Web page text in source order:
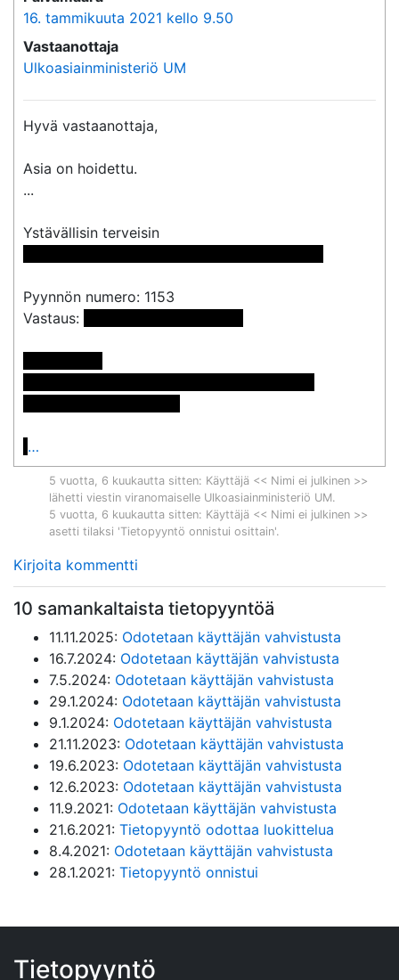
16. tammikuuta 2021 kello 9.50
Vastaanottaja
Ulkoasiainministeriö UM
Hyvä vastaanottaja,
Asia on hoidettu.
...
Pyynnön numero: 1153
Vastaus:
…
5 vuotta, 6 kuukautta sitten: Käyttäjä << Nimi ei julkinen >>
lähetti viestin viranomaiselle Ulkoasiainministeriö UM.
5 vuotta, 6 kuukautta sitten: Käyttäjä << Nimi ei julkinen >>
asetti tilaksi 'Tietopyyntö onnistui osittain'.
Kirjoita kommentti
10 samankaltaista tietopyyntöä
11.11.2025: Odotetaan käyttäjän vahvistusta
16.7.2024: Odotetaan käyttäjän vahvistusta
7.5.2024: Odotetaan käyttäjän vahvistusta
29.1.2024: Odotetaan käyttäjän vahvistusta
9.1.2024: Odotetaan käyttäjän vahvistusta
21.11.2023: Odotetaan käyttäjän vahvistusta
19.6.2023: Odotetaan käyttäjän vahvistusta
12.6.2023: Odotetaan käyttäjän vahvistusta
11.9.2021: Odotetaan käyttäjän vahvistusta
21.6.2021: Tietopyyntö odottaa luokittelua
8.4.2021: Odotetaan käyttäjän vahvistusta
28.1.2021: Tietopyyntö onnistui
Tietopyyntö